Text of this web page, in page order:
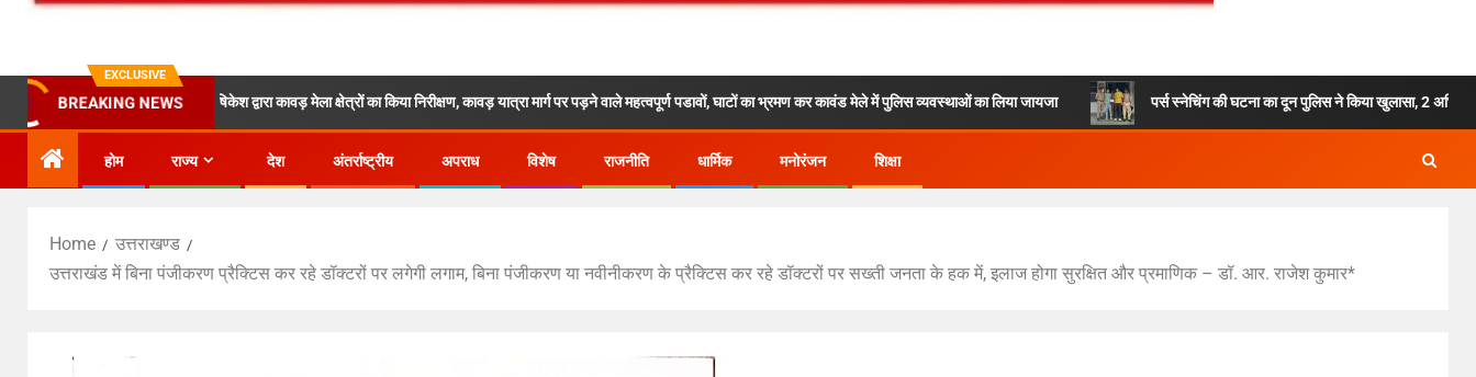
EXCLUSIVE
BREAKING NEWS
के निर्देशों पर एसपी ऋषिकेश द्वारा कावड़ मेला क्षेत्रों का किया निरीक्षण, कावड़ यात्रा मार्ग पर पड़ने वाले महत्वपूर्ण पडावों, घाटों का भ्रमण कर कावंड मेले में पुलिस व्यवस्थाओं का लिया जायजा पर्स स्नेचिंग की घटना का दून पुलिस ने किया खुलासा, 2 अभियुक्तों को किया
होम राज्य देश अंतर्राष्ट्रीय अपराध विशेष राजनीति धार्मिक मनोरंजन शिक्षा
Home
उत्तराखण्ड
उत्तराखंड में बिना पंजीकरण प्रैक्टिस कर रहे डॉक्टरों पर लगेगी लगाम, बिना पंजीकरण या नवीनीकरण के प्रैक्टिस कर रहे डॉक्टरों पर सख्ती जनता के हक में, इलाज होगा सुरक्षित और प्रमाणिक – डॉ. आर. राजेश कुमार*